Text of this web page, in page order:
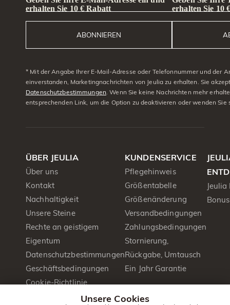
erhalten Sie 10 € Rabatt
ABONNIEREN
erhalten Sie 10
* Mit der Angabe Ihrer E-Mail-Adresse oder Telefonnummer und der
einverstanden, Marketingnachrichten von Jeulia zu erhalten. Sie
Datenschutzbestimmungen. Wenn Sie keine Nachrichten mehr
entsprechenden Link, um die Option zu deaktivieren oder wenden Sie
ÜBER JEULIA
Über uns
Kontakt
Nachhaltigkeit
Unsere Steine
Rechte an geistigem
Eigentum
Datenschutzbestimmungen
Geschäftsbedingungen
Cookie-Richtlinie
KUNDENSERVICE
Pflegehinweis
Größentabelle
Größenänderung
Versandbedingungen
Zahlungsbedingungen
Stornierung,
Rückgabe, Umtausch
Ein Jahr Garantie
Jeulia
Unsere Cookies